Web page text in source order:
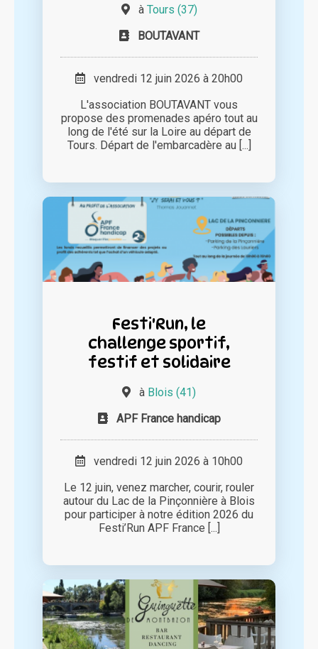
à Tours (37)
BOUTAVANT
vendredi 12 juin 2026 à 20h00
L'association BOUTAVANT vous
propose des promenades apéro tout au
long de l'été sur la Loire au départ de
Tours. Départ de l'embarcadère au [...]
Festi'Run, le
challenge sportif,
festif et solidaire
à Blois (41)
APF France handicap
vendredi 12 juin 2026 à 10h00
Le 12 juin, venez marcher, courir, rouler
autour du Lac de la Pinçonnière à Blois
pour participer à notre édition 2026 du
Festi’Run APF France [...]